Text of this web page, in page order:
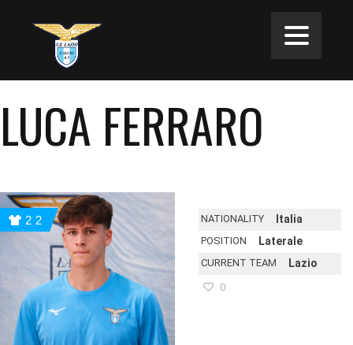
LUCA FERRARO
22 NATIONALITY Italia
POSITION Laterale
CURRENT TEAM Lazio
0